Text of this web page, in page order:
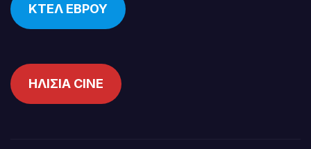
ΚΤΕΛ ΕΒΡΟΥ
ΗΛΙΣΙΑ CINE